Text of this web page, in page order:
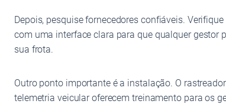
Depois, pesquise fornecedores confiáveis.
com uma interface clara para que qualquer gestor
sua frota.
Outro ponto importante é a instalação. O
telemetria veicular oferecem treinamento para os